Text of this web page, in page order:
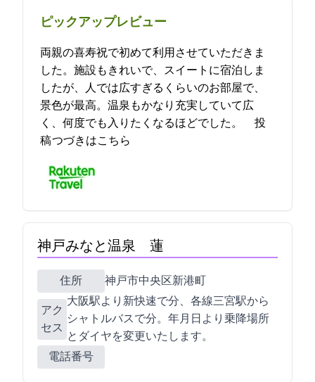
ピックアップレビュー
両親の喜寿祝で初めて利用させていただきま
した。施設もきれいで、スイートに宿泊しま
したが、2人では広すぎるくらいのお部屋で、
景色が最高。温泉もかなり充実していて広
く、何度でも入りたくなるほどでした。… 2023-05-21 04:52:11投
稿つづきはこちら
神戸みなと温泉 蓮
住所 神戸市中央区新港町1-1
アク
セス
JR大阪駅より新快速で21分、各線三宮駅から
シャトルバスで5分。2020年4月1日より乗降場所
とダイヤを変更いたします。
電話番号